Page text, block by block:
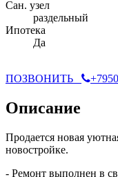
Сан. узел
раздельный
Ипотека
Да
ПОЗВОНИТЬ
Описание
Продается новая
новостройке.
- Ремонт выполнен в